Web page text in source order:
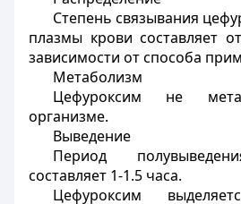
Степень связывания
плазмы крови составляет
зависимости от способа
Метаболизм
Цефуроксим не
организме.
Выведение
Период
составляет 1-1.5 часа.
Цефуроксим